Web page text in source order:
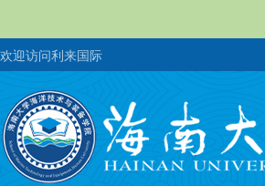
欢迎访问利来国际